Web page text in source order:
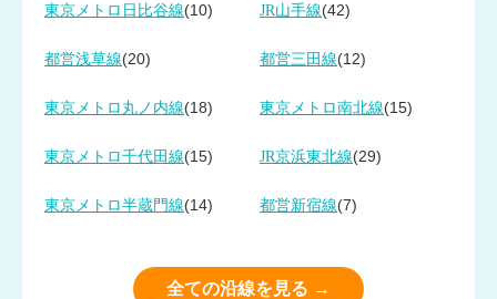
東京メトロ日比谷線(10) JR山手線(42)
都営浅草線(20) 都営三田線(12)
東京メトロ丸ノ内線(18) 東京メトロ南北線(15)
東京メトロ千代田線(15) JR京浜東北線(29)
東京メトロ半蔵門線(14) 都営新宿線(7)
全ての沿線を見る →